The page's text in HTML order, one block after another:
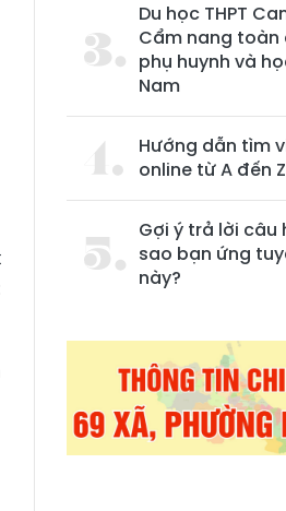
Du học THPT
Cẩm nang toàn
phụ huynh và
Nam
Hướng dẫn tìm
online từ A đến Z
Gợi ý trả lời câu
sao bạn ứng
này?